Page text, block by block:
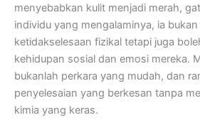
menyebabkan kulit menjadi merah,
individu yang mengalaminya, ia
ketidakselesaan fizikal tetapi juga
kehidupan sosial dan emosi mereka.
bukanlah perkara yang mudah, dan
penyelesaian yang berkesan tanpa
kimia yang keras.